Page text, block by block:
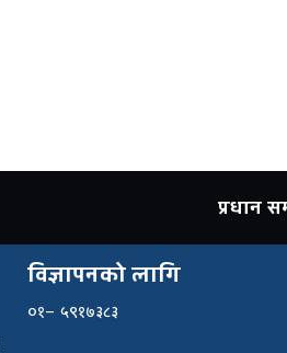
प्रधान
विज्ञापनको लागि
०१– ५९१७३८३